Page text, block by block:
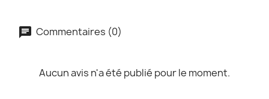
Commentaires (0)
Aucun avis n'a été publié pour le moment.